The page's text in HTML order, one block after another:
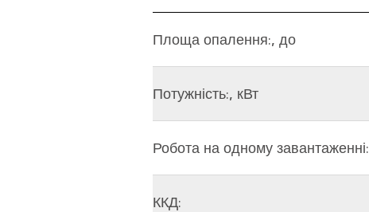
Площа опалення:, до
Потужність:, кВт
Робота на одному завантаженні:
ККД: